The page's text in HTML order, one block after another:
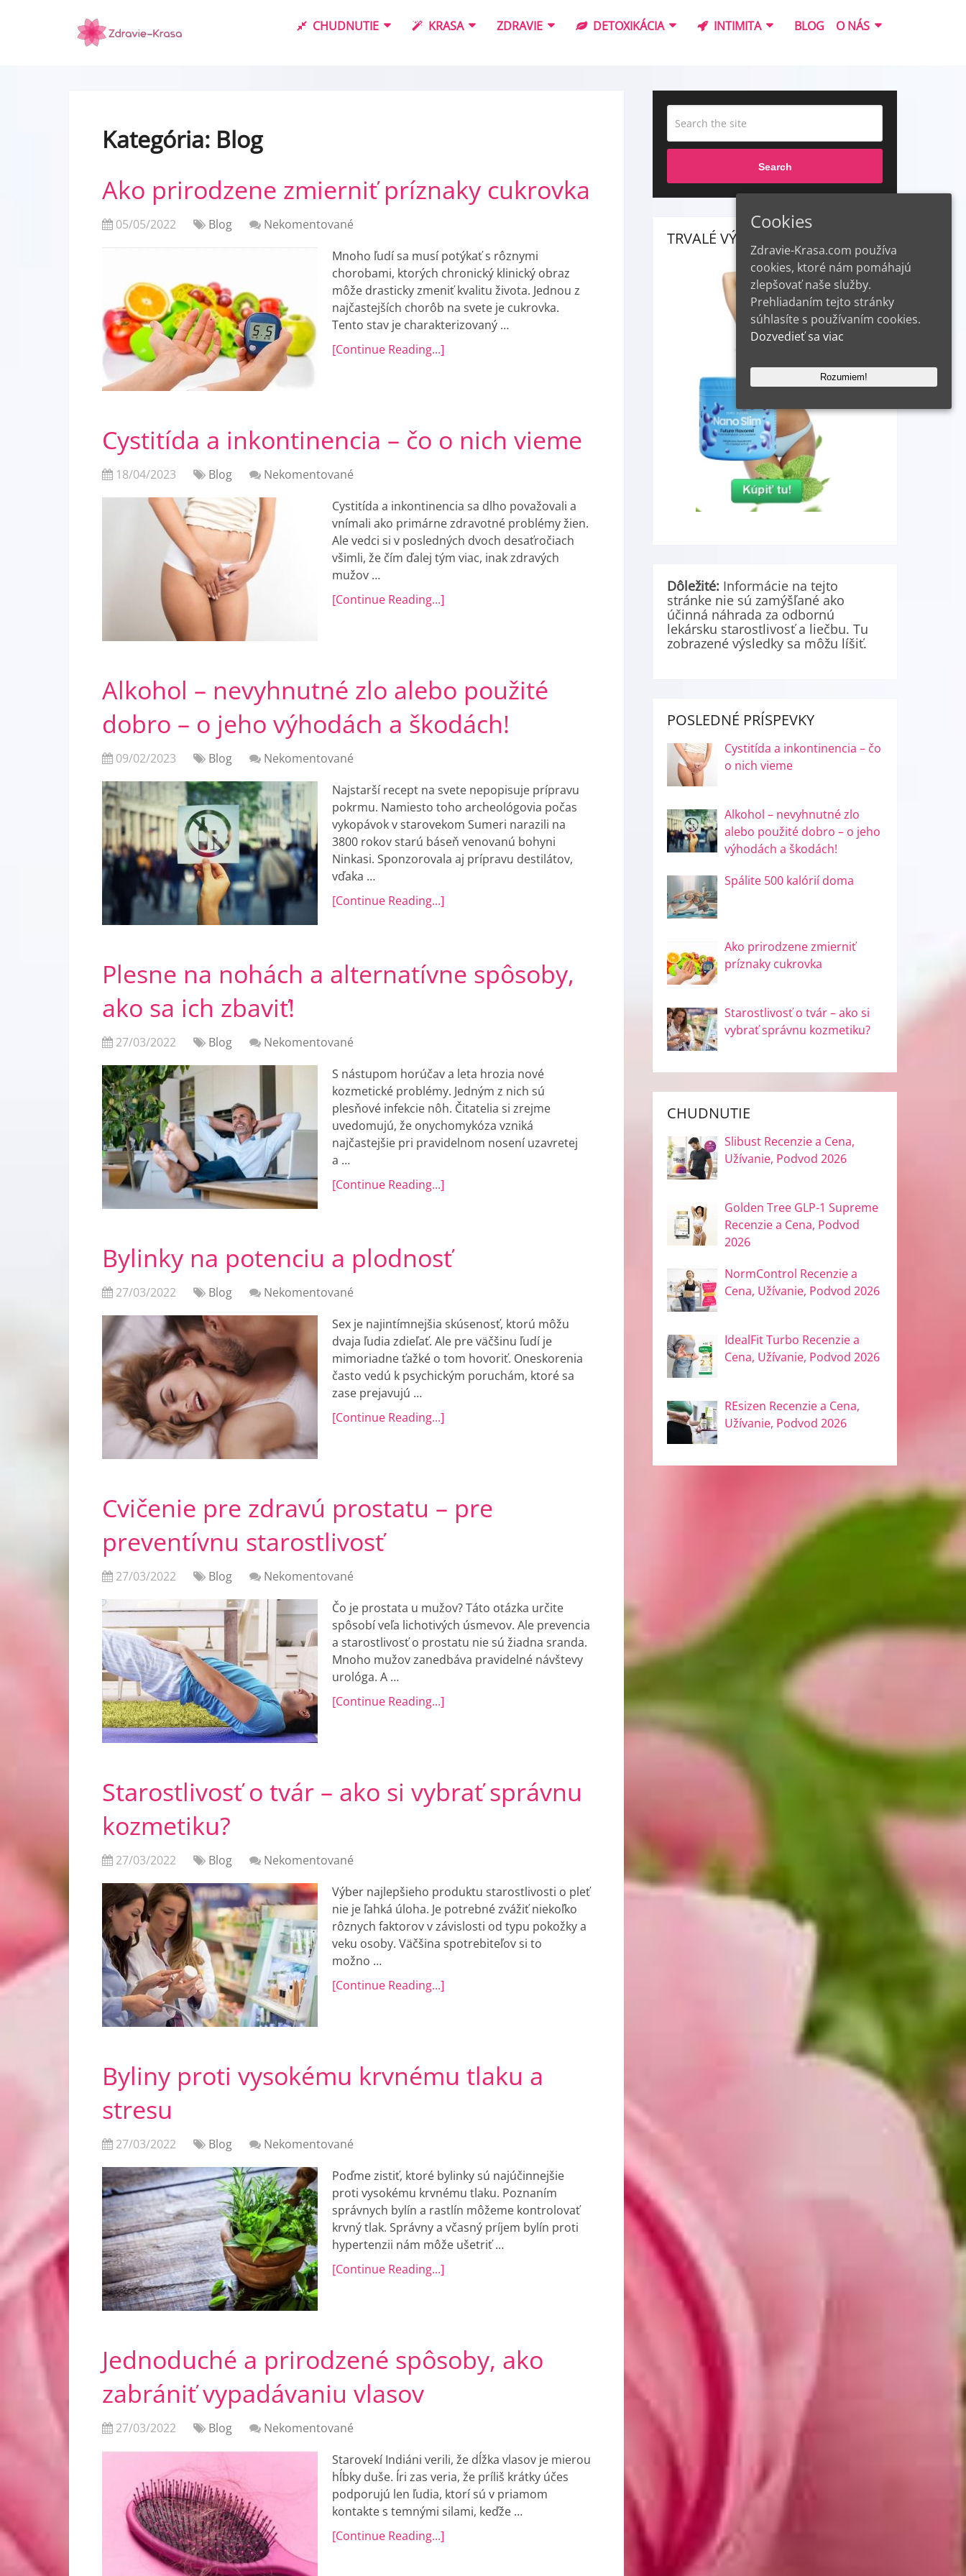
CHUDNUTIE KRASA ZDRAVIE DETOXIKÁCIA INTIMITA BLOG O NÁS
Kategória: Blog
Ako prirodzene zmierniť príznaky cukrovka
05/05/2022 Blog
Nekomentované
Mnoho ľudí sa musí potýkať s rôznymi
chorobami, ktorých chronický klinický obraz
môže drasticky zmeniť kvalitu života. Jednou z
najčastejších chorôb na svete je cukrovka.
Tento stav je charakterizovaný …
[Continue Reading...]
Cystitída a inkontinencia – čo o nich vieme
18/04/2023 Blog
Nekomentované
Cystitída a inkontinencia sa dlho považovali a
vnímali ako primárne zdravotné problémy žien.
Ale vedci si v posledných dvoch desaťročiach
všimli, že čím ďalej tým viac, inak zdravých
mužov …
[Continue Reading...]
Alkohol – nevyhnutné zlo alebo použité
dobro – o jeho výhodách a škodách!
09/02/2023 Blog
Nekomentované
Najstarší recept na svete nepopisuje prípravu
pokrmu. Namiesto toho archeológovia počas
vykopávok v starovekom Sumeri narazili na
3800 rokov starú báseň venovanú bohyni
Ninkasi. Sponzorovala aj prípravu destilátov,
vďaka …
[Continue Reading...]
Plesne na nohách a alternatívne spôsoby,
ako sa ich zbaviť!
27/03/2022 Blog
Nekomentované
S nástupom horúčav a leta hrozia nové
kozmetické problémy. Jedným z nich sú
plesňové infekcie nôh. Čitatelia si zrejme
uvedomujú, že onychomykóza vzniká
najčastejšie pri pravidelnom nosení uzavretej
a …
[Continue Reading...]
Bylinky na potenciu a plodnosť
27/03/2022 Blog
Nekomentované
Sex je najintímnejšia skúsenosť, ktorú môžu
dvaja ľudia zdieľať. Ale pre väčšinu ľudí je
mimoriadne ťažké o tom hovoriť. Oneskorenia
často vedú k psychickým poruchám, ktoré sa
zase prejavujú …
[Continue Reading...]
Cvičenie pre zdravú prostatu – pre
preventívnu starostlivosť
27/03/2022 Blog
Nekomentované
Čo je prostata u mužov? Táto otázka určite
spôsobí veľa lichotivých úsmevov. Ale prevencia
a starostlivosť o prostatu nie sú žiadna sranda.
Mnoho mužov zanedbáva pravidelné návštevy
urológa. A …
[Continue Reading...]
Starostlivosť o tvár – ako si vybrať správnu
kozmetiku?
27/03/2022 Blog
Nekomentované
Výber najlepšieho produktu starostlivosti o pleť
nie je ľahká úloha. Je potrebné zvážiť niekoľko
rôznych faktorov v závislosti od typu pokožky a
veku osoby. Väčšina spotrebiteľov si to
možno …
[Continue Reading...]
Byliny proti vysokému krvnému tlaku a
stresu
27/03/2022 Blog
Nekomentované
Poďme zistiť, ktoré bylinky sú najúčinnejšie
proti vysokému krvnému tlaku. Poznaním
správnych bylín a rastlín môžeme kontrolovať
krvný tlak. Správny a včasný príjem bylín proti
hypertenzii nám môže ušetriť …
[Continue Reading...]
Jednoduché a prirodzené spôsoby, ako
zabrániť vypadávaniu vlasov
27/03/2022 Blog
Nekomentované
Starovekí Indiáni verili, že dĺžka vlasov je mierou
hĺbky duše. Íri zas veria, že príliš krátky účes
podporujú len ľudia, ktorí sú v priamom
kontakte s temnými silami, keďže …
[Continue Reading...]
Search
TRVALÉ VÝSLEDKY
Dôležité: Informácie na tejto
stránke nie sú zamýšľané ako
účinná náhrada za odbornú
lekársku starostlivosť a liečbu. Tu
zobrazené výsledky sa môžu líšiť.
POSLEDNÉ PRÍSPEVKY
Cystitída a inkontinencia – čo
o nich vieme
Alkohol – nevyhnutné zlo
alebo použité dobro – o jeho
výhodách a škodách!
Spálite 500 kalórií doma
Ako prirodzene zmierniť
príznaky cukrovka
Starostlivosť o tvár – ako si
vybrať správnu kozmetiku?
CHUDNUTIE
Slibust Recenzie a Cena,
Užívanie, Podvod 2026
Golden Tree GLP-1 Supreme
Recenzie a Cena, Podvod
2026
NormControl Recenzie a
Cena, Užívanie, Podvod 2026
IdealFit Turbo Recenzie a
Cena, Užívanie, Podvod 2026
REsizen Recenzie a Cena,
Užívanie, Podvod 2026
Cookies
Zdravie-Krasa.com používa
cookies, ktoré nám pomáhajú
zlepšovať naše služby.
Prehliadaním tejto stránky
súhlasíte s používaním cookies.
Dozvedieť sa viac
Rozumiem!